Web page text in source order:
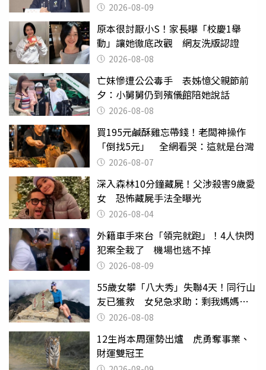
2026-08-09
原本很討厭小S！家長曝「校慶1舉
動」讓她徹底改觀 網友洗版認證
2026-08-08
亡妹慘遭公公毒手 表姊憶父親節前
夕：小舅舅仍到殯儀館陪她說話
2026-08-08
買195元鹹酥雞忘帶錢！老闆神操作
「倒找5元」 全網看哭：這就是台灣
2026-08-07
深入森林10分鐘藏屍！父涉殺害9歲愛
女 恐怖藏屍手法全曝光
2026-08-04
外籍車手來台「領完就跑」！4人快閃
犯案全栽了 機場也逃不掉
2026-08-09
55歲女攀「八大秀」失聯4天！同行山
友已獲救 女兒急求助：剩我媽媽還
沒找到
2026-08-08
12生肖本周運勢出爐 虎勇奪事業、
財運雙冠王